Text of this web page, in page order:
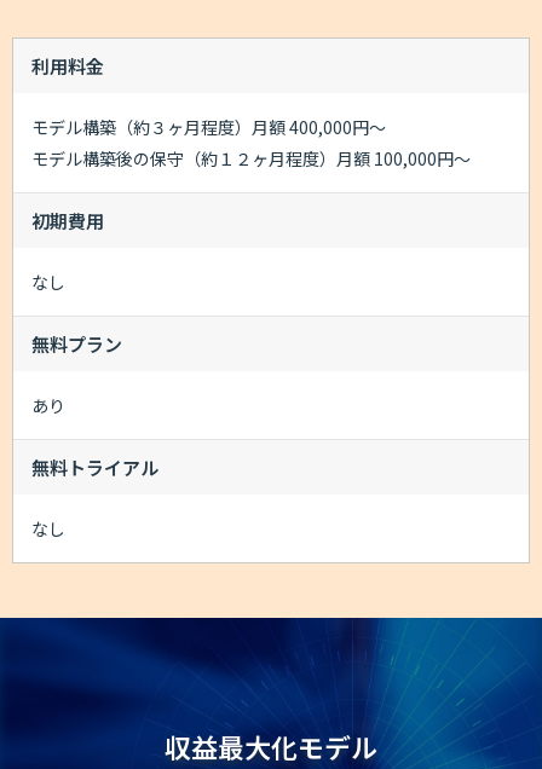
利用料金
モデル構築（約３ヶ月程度）月額 400,000円～
モデル構築後の保守（約１２ヶ月程度）月額 100,000円～
初期費用
なし
無料プラン
あり
無料トライアル
なし
収益最大化モデル